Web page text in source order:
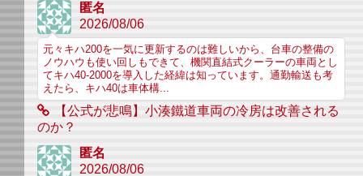
匿名
2026/08/06
元々キハ200を一気に更新するのは難しいから、台車の整備の
ノウハウも使い回しもできて、機関直結式クーラーの車両とし
てキハ40-2000を導入した経緯は知っています。通勤輸送も考
えたら、キハ40は車体構...
【公式が悲鳴】小湊鐵道車両の冷房は改善される
のか？
匿名
2026/08/06